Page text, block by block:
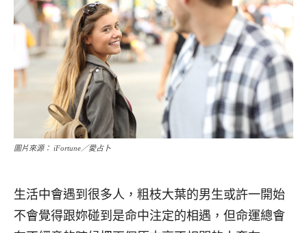
圖片來源： iFortune／愛占卜
生活中會遇到很多人，粗枝大葉的男生或許一開始
不會覺得跟妳碰到是命中注定的相遇，但命運總會